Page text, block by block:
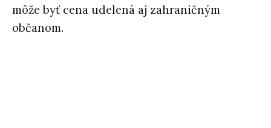
môže byť cena udelená aj zahraničným
občanom.